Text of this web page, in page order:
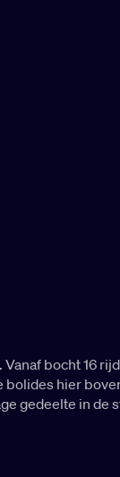
bocht 16
bolides hier
gedeelte in de